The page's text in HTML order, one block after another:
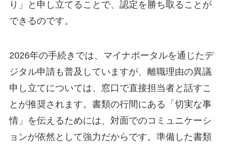
り」と申し立てることで、認定を勝ち取ることが
できるのです。
2026年の手続きでは、マイナポータルを通じたデ
ジタル申請も普及していますが、離職理由の異議
申し立てについては、窓口で直接担当者と話すこ
とが推奨されます。書類の行間にある「切実な事
情」を伝えるためには、対面でのコミュニケーシ
ョンが依然として強力だからです。準備した書類